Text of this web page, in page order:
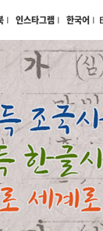
l 인스타그램 l 한국어 l